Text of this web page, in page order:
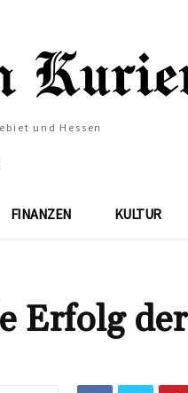
und Hessen
FINANZEN KULTUR
Erfolg der